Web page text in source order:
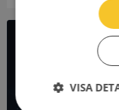
All
Få all denna
VISA